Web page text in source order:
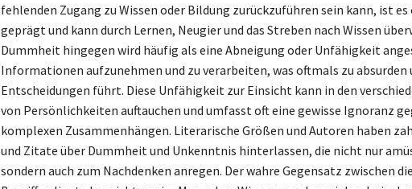
fehlenden Zugang zu Wissen oder Bildung zurückzuführen sein kann, ist
geprägt und kann durch Lernen, Neugier und das Streben nach Wissen
Dummheit hingegen wird häufig als eine Abneigung oder Unfähigkeit
Informationen aufzunehmen und zu verarbeiten, was oftmals zu
Entscheidungen führt. Diese Unfähigkeit zur Einsicht kann in den
von Persönlichkeiten auftauchen und umfasst oft eine gewisse Ignoranz
komplexen Zusammenhängen. Literarische Größen und Autoren haben
und Zitate über Dummheit und Unkenntnis hinterlassen, die nicht nur
sondern auch zum Nachdenken anregen. Der wahre Gegensatz zwischen